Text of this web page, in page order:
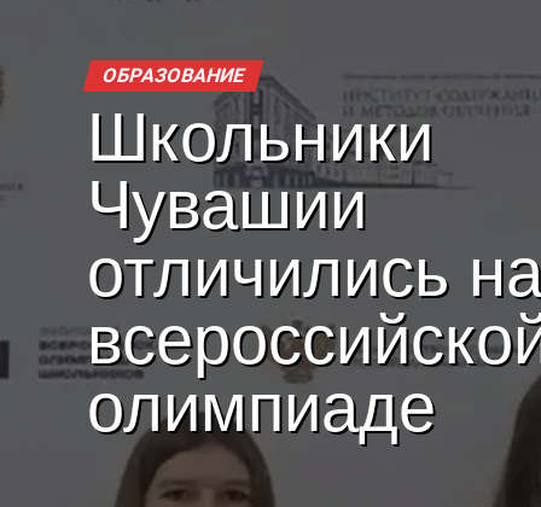
ОБРАЗОВАНИЕ
Школьники
Чувашии
отличились
олимпиаде